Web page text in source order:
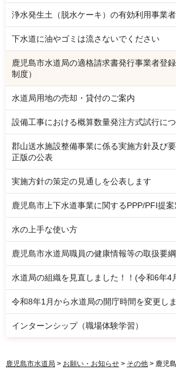
浄水発生土（脱水ケーキ）の有効利用事業
下水道に油やゴミは流さないでください
鹿児島市水道局の適格請求書発行事業者登
制度）
水道局用地の売却・貸付のご案内
設備工事における概算数量発注方式試行に
郡山送水施設整備事業に係る実施方針及び
正版の公表
実施方針の策定の見通しを公表します
鹿児島市上下水道事業に関するPPP/PFI提案
水の上手な使い方
鹿児島市水道局職員の健康情報等の取扱要綱
水道局の組織を見直しました！！(令和6年4
令和8年1月から水道局の開庁時間を変更し
インターンシップ（職場体験学習）
鹿児島市水道局 > お願い・お知らせ > その他 > 鹿児